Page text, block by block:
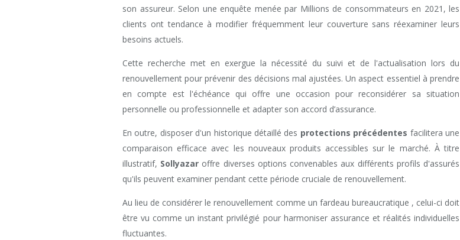
son assureur. Selon une enquête menée par Millions de consommateurs en 2021, les
clients ont tendance à modifier fréquemment leur couverture sans réexaminer leurs
besoins actuels.
Cette recherche met en exergue la nécessité du suivi et de l'actualisation lors du
renouvellement pour prévenir des décisions mal ajustées. Un aspect essentiel à prendre
en compte est l'échéance qui offre une occasion pour reconsidérer sa situation
personnelle ou professionnelle et adapter son accord d’assurance.
En outre, disposer d'un historique détaillé des protections précédentes facilitera une
comparaison efficace avec les nouveaux produits accessibles sur le marché. À titre
illustratif, Sollyazar offre diverses options convenables aux différents profils d'assurés
qu'ils peuvent examiner pendant cette période cruciale de renouvellement.
Au lieu de considérer le renouvellement comme un fardeau bureaucratique , celui-ci doit
être vu comme un instant privilégié pour harmoniser assurance et réalités individuelles
fluctuantes.